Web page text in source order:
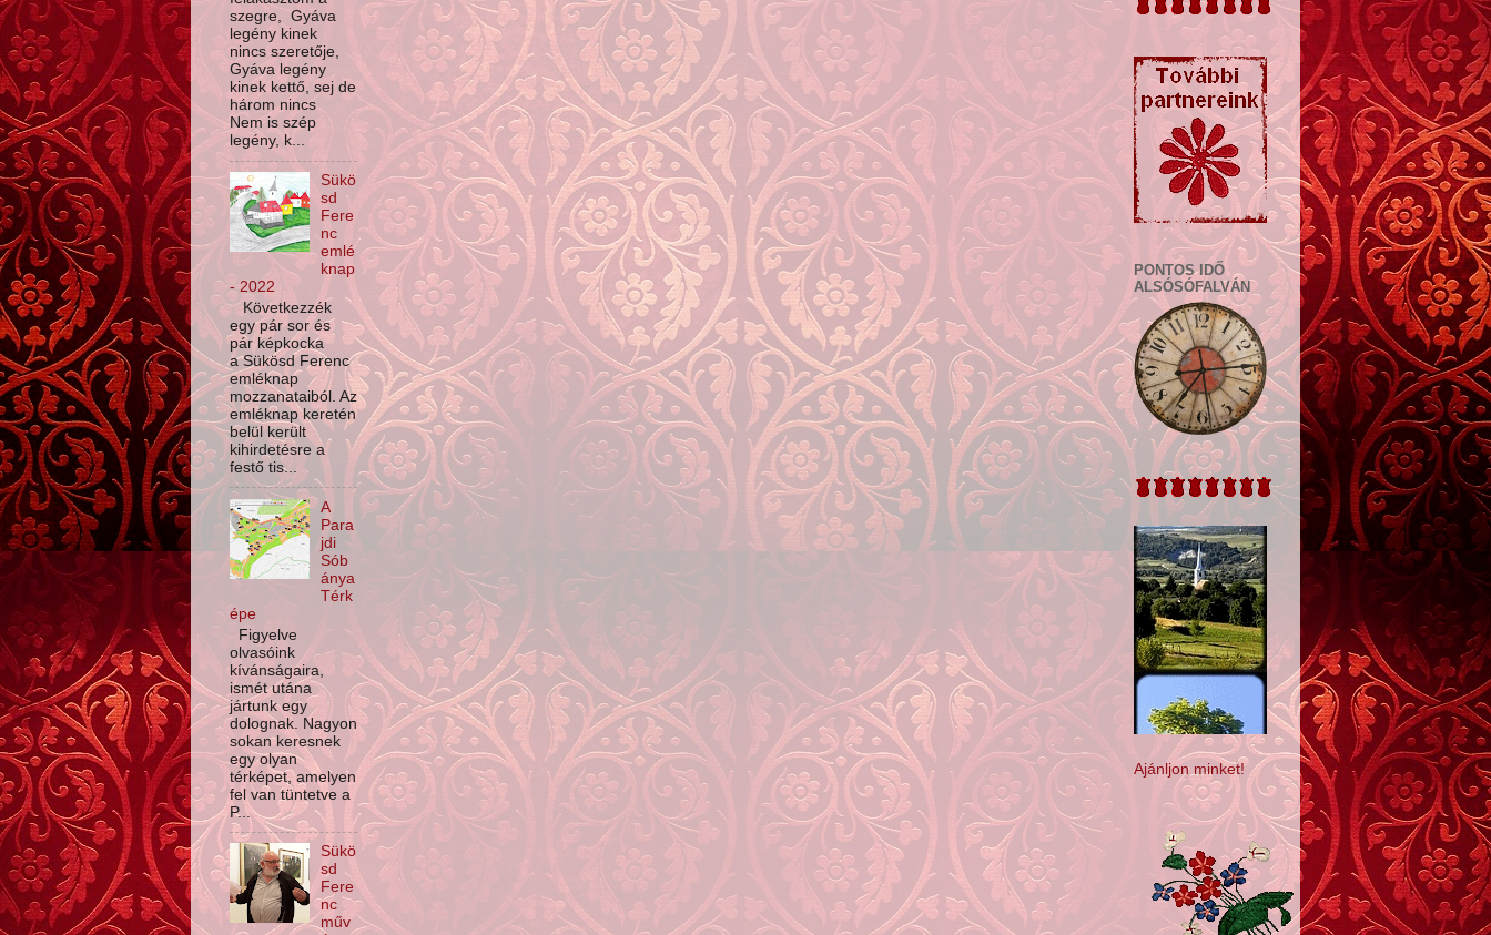
szegre, Gyáva
legény kinek
nincs szeretője,
Gyáva legény
kinek kettő, sej de
három nincs
Nem is szép
legény, k...
Sükö
sd
Fere
nc
emlé
knap
- 2022
Következzék
egy pár sor és
pár képkocka
a Sükösd Ferenc
emléknap
mozzanataiból. Az
emléknap keretén
belül került
kihirdetésre a
festő tis...
A
Para
jdi
Sób
ánya
Térk
épe
Figyelve
olvasóink
kívánságaira,
ismét utána
jártunk egy
dolognak. Nagyon
sokan keresnek
egy olyan
térképet, amelyen
fel van tüntetve a
P...
Sükö
sd
Fere
nc
műv
PONTOS IDŐ
ALSÓSÓFALVÁN
Ajánljon minket!